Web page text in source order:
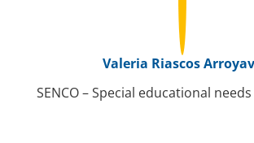
Valeria Riascos
SENCO – Special educational